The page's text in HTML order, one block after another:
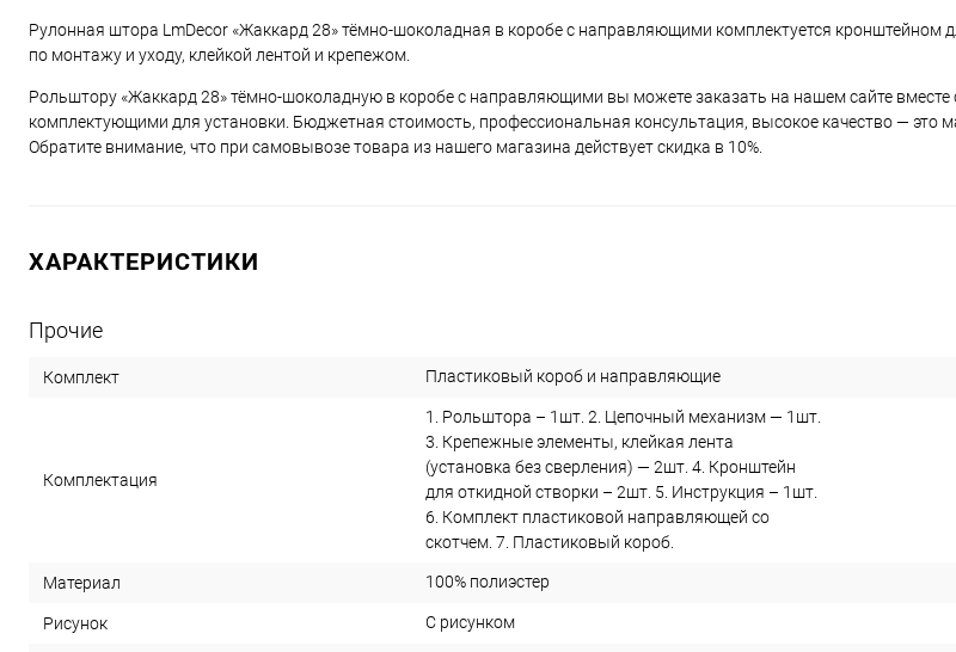
Рулонная штора LmDecor «Жаккард 28» тёмно-шоколадная в коробе с направляющими комплектуется кронштейном
по монтажу и уходу, клейкой лентой и крепежом.
Рольштору «Жаккард 28» тёмно-шоколадную в коробе с направляющими вы можете заказать на нашем сайте
комплектующими для установки. Бюджетная стоимость, профессиональная консультация, высокое качество — это
Обратите внимание, что при самовывозе товара из нашего магазина действует скидка в 10%.
ХАРАКТЕРИСТИКИ
Прочие
Комплект Пластиковый короб и направляющие
Комплектация
1. Рольштора – 1шт. 2. Цепочный механизм — 1шт.
3. Крепежные элементы, клейкая лента
(установка без сверления) — 2шт. 4. Кронштейн
для откидной створки – 2шт. 5. Инструкция – 1шт.
6. Комплект пластиковой направляющей со
скотчем. 7. Пластиковый короб.
Материал 100% полиэстер
Рисунок С рисунком